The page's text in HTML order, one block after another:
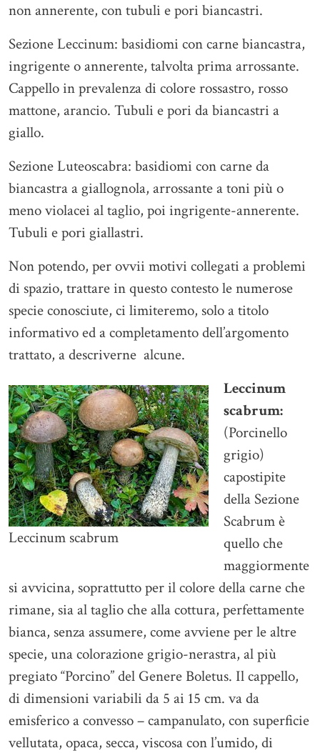
non annerente, con tubuli e pori biancastri.
Sezione Leccinum: basidiomi con carne biancastra,
ingrigente o annerente, talvolta prima arrossante.
Cappello in prevalenza di colore rossastro, rosso
mattone, arancio. Tubuli e pori da biancastri a
giallo.
Sezione Luteoscabra: basidiomi con carne da
biancastra a giallognola, arrossante a toni più o
meno violacei al taglio, poi ingrigente-annerente.
Tubuli e pori giallastri.
Non potendo, per ovvii motivi collegati a problemi
di spazio, trattare in questo contesto le numerose
specie conosciute, ci limiteremo, solo a titolo
informativo ed a completamento dell’argomento
trattato, a descriverne alcune.
Leccinum scabrum
Leccinum
scabrum:
(Porcinello
grigio)
capostipite
della Sezione
Scabrum è
quello che
maggiormente
si avvicina, soprattutto per il colore della carne che
rimane, sia al taglio che alla cottura, perfettamente
bianca, senza assumere, come avviene per le altre
specie, una colorazione grigio-nerastra, al più
pregiato “Porcino” del Genere Boletus. Il cappello,
di dimensioni variabili da 5 ai 15 cm. va da
emisferico a convesso – campanulato, con superficie
vellutata, opaca, secca, viscosa con l’umido, di